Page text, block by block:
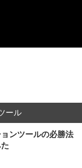
ール
ンツールの必勝法